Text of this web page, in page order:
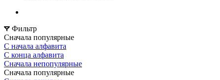
Фильтр
Сначала популярные
С начала алфавита
С конца алфавита
Сначала непопулярные
Сначала популярные